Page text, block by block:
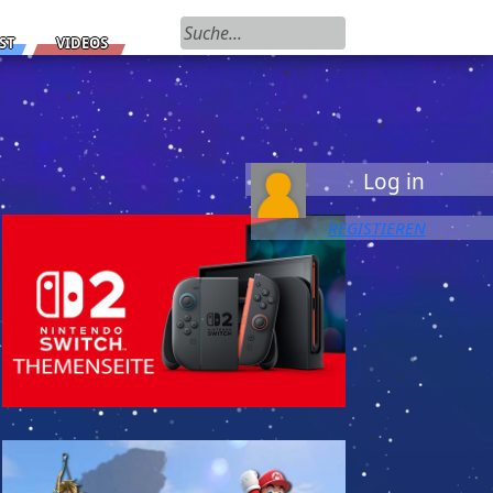
VIDEOS
Suchen nach:
Log in
REGISTIEREN